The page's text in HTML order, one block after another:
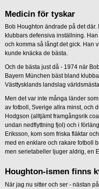
Medicin för tyskar
Bob Houghton ändrade på det
klubbars defensiva inställning.
och komma så långt det gick. Han
kunde knäcka de bästa.
Och de bästa just då - 1974 när
Bayern München bäst bland
Västtysklands landslag
Men det var inte många länder
av fotboll, Sverige allra minst, och
Hodgson (alltjämt framgångsrik
undan nedflyttning fjol) och i
Eriksson, kom som friska fläktar
med en enklare och rakare fotboll
men serietabeller ljuger aldrig, en
Houghton-ismen finns
När jag nu sitter och ser - nästan